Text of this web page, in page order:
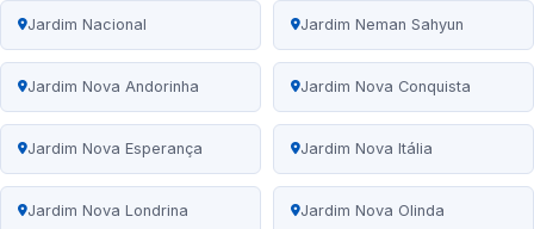
Jardim Nacional Jardim Neman Sahyun
Jardim Nova Andorinha Jardim Nova Conquista
Jardim Nova Esperança Jardim Nova Itália
Jardim Nova Londrina Jardim Nova Olinda